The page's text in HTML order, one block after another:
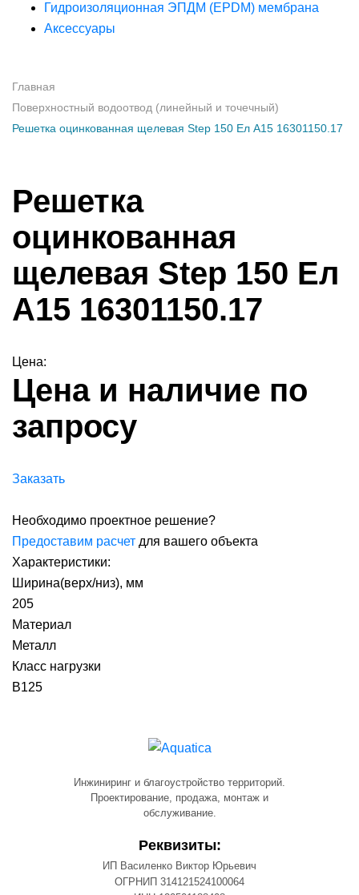
Гидроизоляционная ЭПДМ (EPDM) мембрана
Аксессуары
Главная
Поверхностный водоотвод (линейный и точечный)
Решетка оцинкованная щелевая Step 150 Ел А15 16301150.17
Решетка
оцинкованная
щелевая Step 150 Ел
А15 16301150.17
Цена:
Цена и наличие по
запросу
Заказать
Необходимо проектное решение?
Предоставим расчет для вашего объекта
Характеристики:
Ширина(верх/низ), мм
205
Материал
Металл
Класс нагрузки
B125
Инжиниринг и благоустройство территорий.
Проектирование, продажа, монтаж и
обслуживание.
Реквизиты:
ИП Василенко Виктор Юрьевич
ОГРНИП 314121524100064